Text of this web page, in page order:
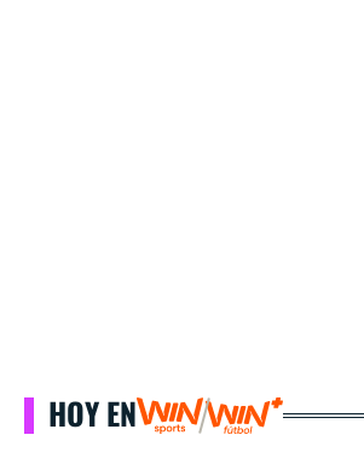
HOY EN